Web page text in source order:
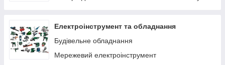
Електроінструмент та обладнання
Будівельне обладнання
Мережевий електроінструмент